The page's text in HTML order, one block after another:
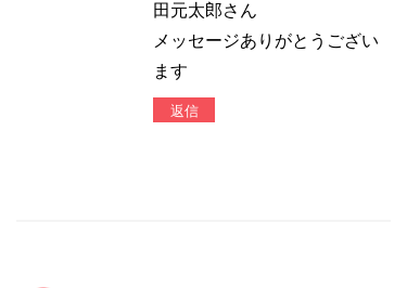
田元太郎さん
メッセージありがとうござい
ます
返信